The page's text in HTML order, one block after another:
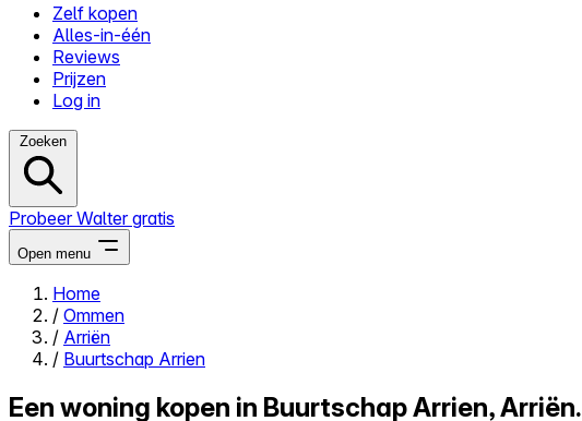
Zelf kopen
Alles-in-één
Reviews
Prijzen
Log in
Zoeken
Probeer Walter gratis
Open menu
Close menu
Home
/ Ommen
/ Arriën
/ Buurtschap Arrien
Een woning kopen in Buurtschap Arrien, Arriën.